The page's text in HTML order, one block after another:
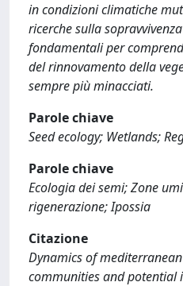
in condizioni climatiche
ricerche sulla
fondamentali per
del rinnovamento della
sempre più minacciati.
Parole chiave
Seed ecology; Wetlands;
Parole chiave
Ecologia dei semi; Zone
rigenerazione; Ipossia
Citazione
Dynamics of
communities and potential